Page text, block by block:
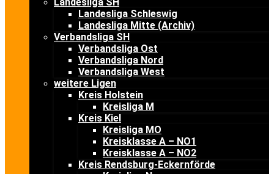
Landesliga Schleswig
Landesliga Mitte (Archiv)
Verbandsliga SH
Verbandsliga Ost
Verbandsliga Nord
Verbandsliga West
weitere Ligen
Kreis Holstein
Kreisliga M
Kreis Kiel
Kreisliga MO
Kreisklasse A – NO1
Kreisklasse A – NO2
Kreis Rendsburg-Eckernförde